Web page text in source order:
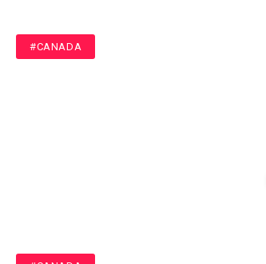
#CANADA